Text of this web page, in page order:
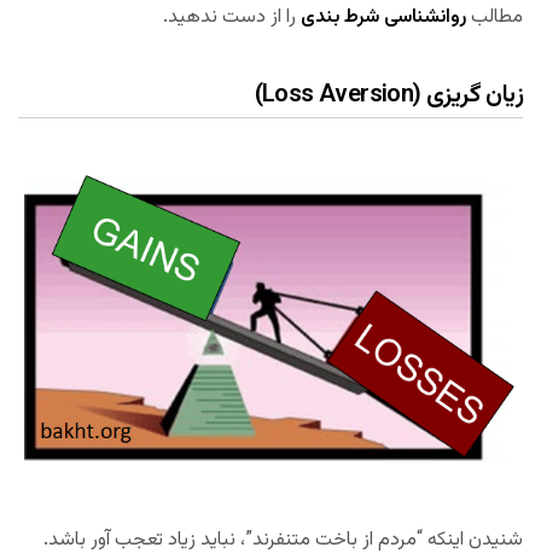
مطالبروانشناسی شرط بندی را از دست ندهید.
زیان گریزی (Loss Aversion)
شنیدن اینکه “مردم از باخت متنفرند”، نباید زیاد تعجب آور باشد.